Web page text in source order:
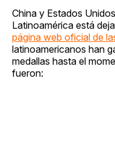
China y Estados
Latinoamérica está
página web oficial de
latinoamericanos han
medallas hasta el
fueron: